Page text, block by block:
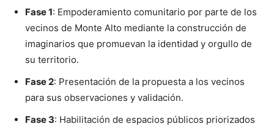
Fase 1: Empoderamiento comunitario por parte de los
vecinos de Monte Alto mediante la construcción de
imaginarios que promuevan la identidad y orgullo de
su territorio.
Fase 2: Presentación de la propuesta a los vecinos
para sus observaciones y validación.
Fase 3: Habilitación de espacios públicos priorizados